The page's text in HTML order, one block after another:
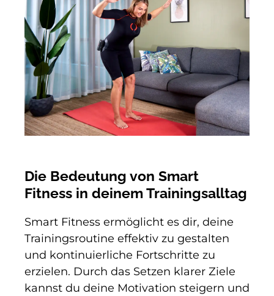
Die Bedeutung von Smart
Fitness in deinem Trainingsalltag
Smart Fitness ermöglicht es dir, deine
Trainingsroutine effektiv zu gestalten
und kontinuierliche Fortschritte zu
erzielen. Durch das Setzen klarer Ziele
kannst du deine Motivation steigern und